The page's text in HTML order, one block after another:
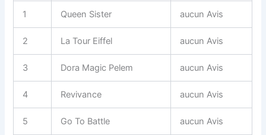
1 Queen Sister aucun Avis
2 La Tour Eiffel aucun Avis
3 Dora Magic Pelem aucun Avis
4 Revivance aucun Avis
5 Go To Battle aucun Avis